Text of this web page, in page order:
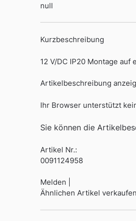
null
Kurzbeschreibung
12 V/DC IP20 Montage
Artikelbeschreibung
Ihr Browser unterstützt
Sie können die
Artikel Nr.:
0091124958
Melden |
Ähnlichen Artikel verkaufen